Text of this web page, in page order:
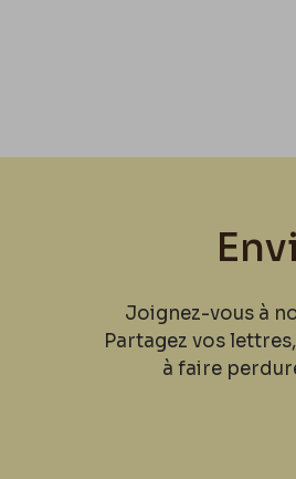
Joignez-vous à
Partagez vos
à faire